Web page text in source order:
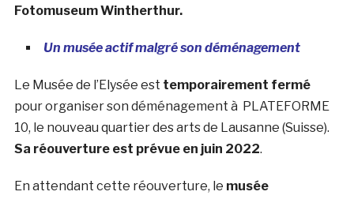
Fotomuseum Wintherthur.
Un musée actif malgré son déménagement
Le Musée de l’Elysée est temporairement fermé
pour organiser son déménagement à PLATEFORME
10, le nouveau quartier des arts de Lausanne (Suisse).
Sa réouverture est prévue en juin 2022.
En attendant cette réouverture, le musée